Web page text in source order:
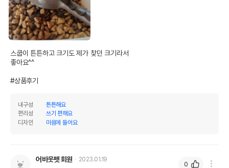
스쿱이 튼튼하고 크기도 제가 찾던 크기라서
좋아요^^
#상품후기
내구성
튼튼해요
편리성
쓰기 편해요
디자인
마음에 들어요
어바웃펫 회원 2023.01.19
0